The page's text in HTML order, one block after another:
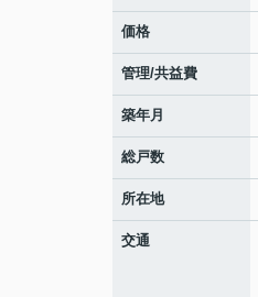
価格
管理/共益費
築年月
総戸数
所在地
交通